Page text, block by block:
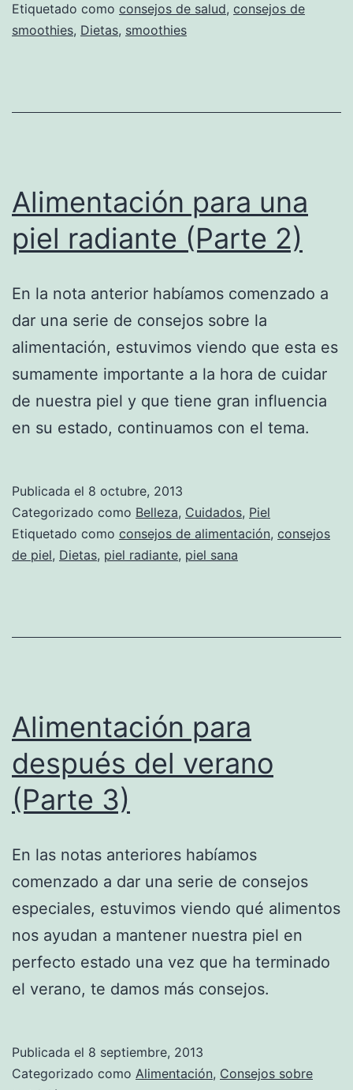
Etiquetado como consejos de salud, consejos de
smoothies, Dietas, smoothies
Alimentación para una
piel radiante (Parte 2)
En la nota anterior habíamos comenzado a
dar una serie de consejos sobre la
alimentación, estuvimos viendo que esta es
sumamente importante a la hora de cuidar
de nuestra piel y que tiene gran influencia
en su estado, continuamos con el tema.
Publicada el 8 octubre, 2013
Categorizado como Belleza, Cuidados, Piel
Etiquetado como consejos de alimentación, consejos
de piel, Dietas, piel radiante, piel sana
Alimentación para
después del verano
(Parte 3)
En las notas anteriores habíamos
comenzado a dar una serie de consejos
especiales, estuvimos viendo qué alimentos
nos ayudan a mantener nuestra piel en
perfecto estado una vez que ha terminado
el verano, te damos más consejos.
Publicada el 8 septiembre, 2013
Categorizado como Alimentación, Consejos sobre